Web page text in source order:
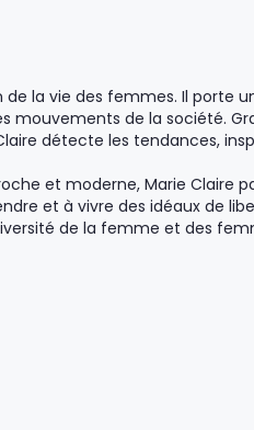
la vie des femmes. Il porte
mouvements de la société.
détecte les tendances,
et moderne, Marie Claire
et à vivre des idéaux de
de la femme et des